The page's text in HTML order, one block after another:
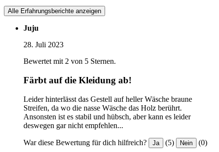
Alle Erfahrungsberichte anzeigen
Juju
28. Juli 2023
Bewertet mit 2 von 5 Sternen.
Färbt auf die Kleidung ab!
Leider hinterlässt das Gestell auf heller Wäsche braune
Streifen, da wo die nasse Wäsche das Holz berührt.
Ansonsten ist es stabil und hübsch, aber kann es leider
deswegen gar nicht empfehlen...
War diese Bewertung für dich hilfreich? Ja (5) Nein (0)